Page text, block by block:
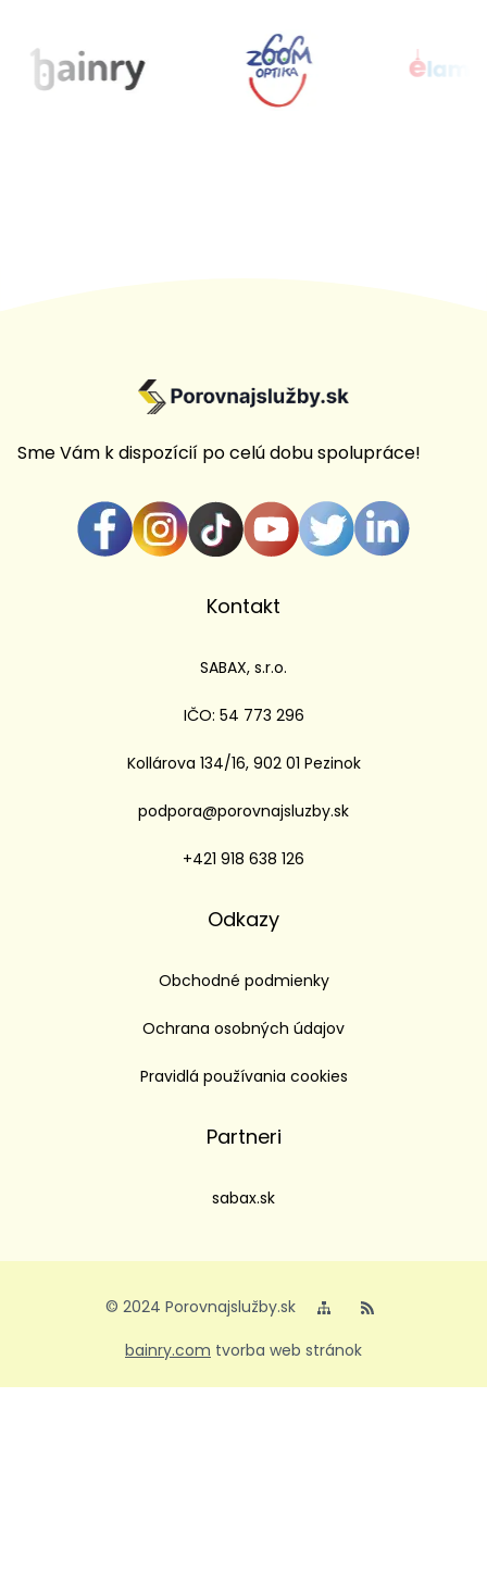
Sme Vám k dispozícií po celú dobu spolupráce!
Kontakt
SABAX, s.r.o.
IČO: 54 773 296
Kollárova 134/16, 902 01 Pezinok
podpora@porovnajsluzby.sk
+421 918 638 126
Odkazy
Obchodné podmienky
Ochrana osobných údajov
Pravidlá používania cookies
Partneri
sabax.sk
© 2024 Porovnajslužby.sk
bainry.com tvorba web stránok